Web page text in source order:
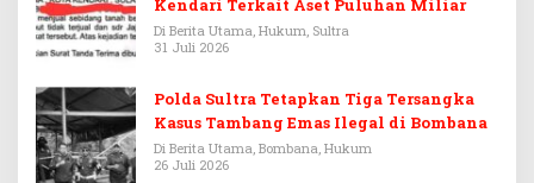
Kendari Terkait Aset Puluhan Miliar
Di Berita Utama, Hukum, Sultra
31 Juli 2026
Polda Sultra Tetapkan Tiga Tersangka
Kasus Tambang Emas Ilegal di Bombana
Di Berita Utama, Bombana, Hukum
26 Juli 2026